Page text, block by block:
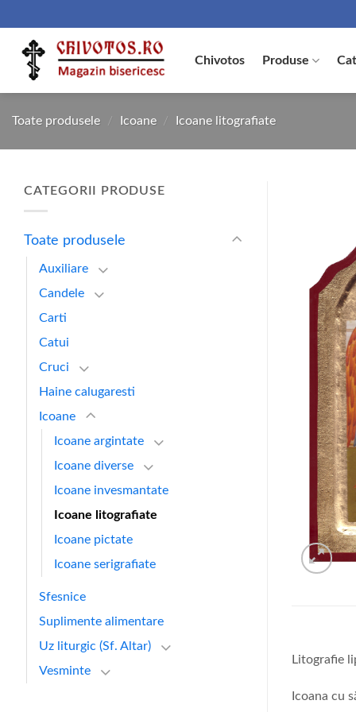
to
content
Chivotos Produse
Toate produsele / Icoane / Icoane litografiate
CATEGORII PRODUSE
Toate produsele
Auxiliare
Candele
Carti
Catui
Cruci
Haine calugaresti
Icoane
Icoane argintate
Icoane diverse
Icoane invesmantate
Icoane litografiate
Icoane pictate
Icoane serigrafiate
Sfesnice
Suplimente alimentare
Uz liturgic (Sf. Altar)
Vesminte
Litografie
Icoana cu